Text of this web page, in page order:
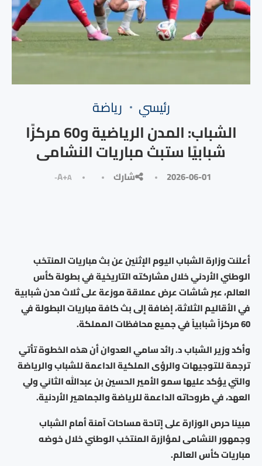
رئيسي رياضة
الشباب: المدن الرياضية و60 مركزًا
شبابيًا ستبث مباريات النشامى
2026-06-01 شارك A+A-
أعلنت وزارة الشباب اليوم الإثنين عن بث مباريات المنتخب
الوطني الأردني خلال مشاركته التاريخية في بطولة كأس
العالم، عبر شاشات عرض عملاقة موزعة على ثلاث مدن شبابية
في الأقاليم الثلاثة، إضافة إلى بث كافة مباريات البطولة في
60 مركزاً شبابياً في جميع محافظات المملكة.
وأكد وزير الشباب د. رائد سامي العدوان أن هذه الخطوة تأتي
ترجمة للتوجيهات والرؤى الملكية الداعمة للشباب والرياضة
والتي يؤكد عليها سمو الأمير الحسين بن عبدالله الثاني ولي
العهد، في طروحاته الداعمة للرياضة والجماهير الأردنية.
مبينا حرص الوزارة على إتاحة مساحات آمنة أمام الشباب
وجمهور النشامى لمؤازرة المنتخب الوطني خلال خوضه
مباريات كأس العالم.